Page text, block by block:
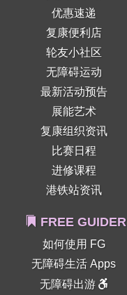
优惠速递
复康便利店
轮友小社区
无障碍运动
最新活动预告
展能艺术
复康组织资讯
比赛日程
进修课程
港铁站资讯
FREE GUIDER
如何使用 FG
无障碍生活 Apps
无障碍出游